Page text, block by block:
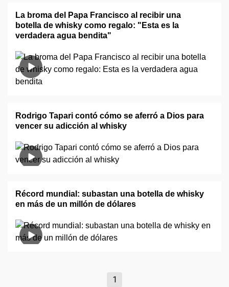
La broma del Papa Francisco al recibir una
botella de whisky como regalo: "Esta es la
verdadera agua bendita"
Rodrigo Tapari contó cómo se aferró a Dios para
vencer su adicción al whisky
Récord mundial: subastan una botella de whisky
en más de un millón de dólares
1